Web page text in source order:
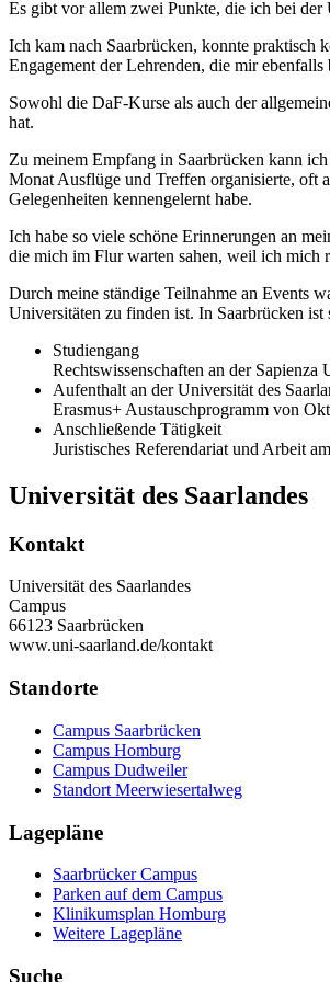
Es gibt vor allem zwei Punkte, die ich bei der
Ich kam nach Saarbrücken, konnte praktisch
Engagement der Lehrenden, die mir
Sowohl die DaF-Kurse als auch der
hat.
Zu meinem Empfang in Saarbrücken kann
Monat Ausflüge und Treffen organisierte, oft
Gelegenheiten kennengelernt habe.
Ich habe so viele schöne Erinnerungen an
die mich im Flur warten sahen, weil ich mich
Durch meine ständige Teilnahme an Events
Universitäten zu finden ist. In Saarbrücken
Studiengang
Rechtswissenschaften an der Sapienza
Aufenthalt an der Universität des
Erasmus+ Austauschprogramm von
Anschließende Tätigkeit
Juristisches Referendariat und Arbeit
Universität des Saarlandes
Kontakt
Universität des Saarlandes
Campus
66123 Saarbrücken
www.uni-saarland.de/kontakt
Standorte
Campus Saarbrücken
Campus Homburg
Campus Dudweiler
Standort Meerwiesertalweg
Lagepläne
Saarbrücker Campus
Parken auf dem Campus
Klinikumsplan Homburg
Weitere Lagepläne
Suche